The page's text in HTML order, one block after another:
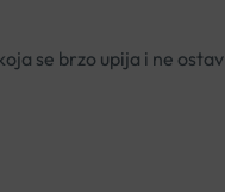
se brzo upija i ne